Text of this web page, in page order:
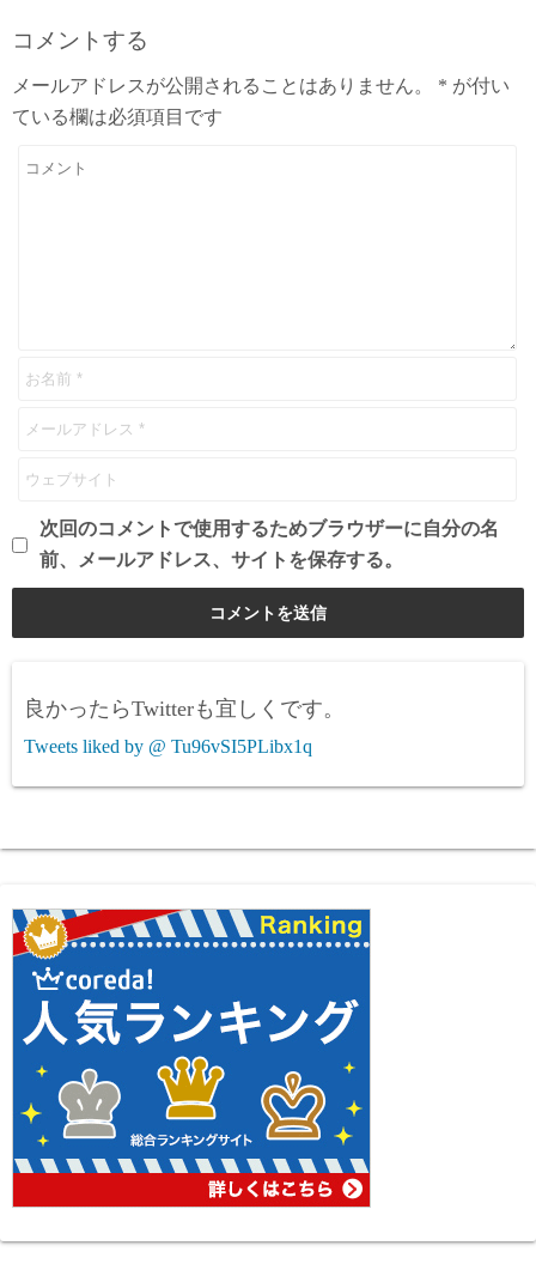
コメントする
メールアドレスが公開されることはありません。 * が付い
ている欄は必須項目です
次回のコメントで使用するためブラウザーに自分の名
前、メールアドレス、サイトを保存する。
良かったらTwitterも宜しくです。
Tweets liked by @ Tu96vSI5PLibx1q